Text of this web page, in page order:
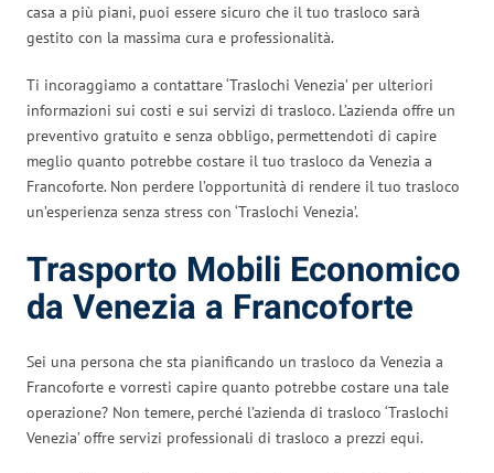
casa a più piani, puoi essere sicuro che il tuo trasloco sarà
gestito con la massima cura e professionalità.
Ti incoraggiamo a contattare ‘Traslochi Venezia’ per ulteriori
informazioni sui costi e sui servizi di trasloco. L’azienda offre un
preventivo gratuito e senza obbligo, permettendoti di capire
meglio quanto potrebbe costare il tuo trasloco da Venezia a
Francoforte. Non perdere l’opportunità di rendere il tuo trasloco
un’esperienza senza stress con ‘Traslochi Venezia’.
Trasporto Mobili Economico
da Venezia a Francoforte
Sei una persona che sta pianificando un trasloco da Venezia a
Francoforte e vorresti capire quanto potrebbe costare una tale
operazione? Non temere, perché l’azienda di trasloco ‘Traslochi
Venezia’ offre servizi professionali di trasloco a prezzi equi.